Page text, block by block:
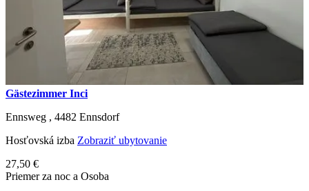
Gästezimmer Inci
Ennsweg , 4482 Ennsdorf
Hosťovská izba Zobraziť ubytovanie
27,50 €
Priemer za noc a Osoba